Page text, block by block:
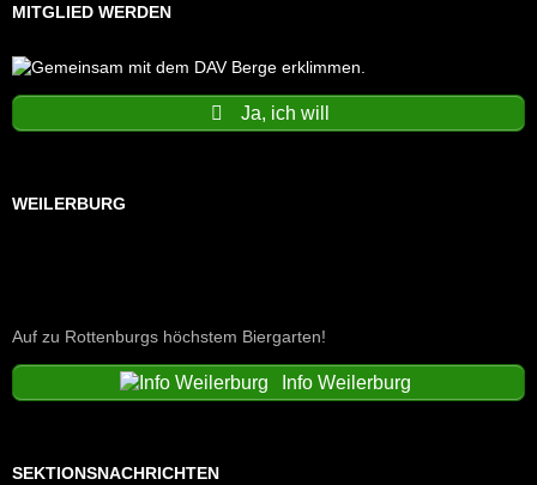
MITGLIED WERDEN
Ja, ich will
WEILERBURG
Auf zu Rottenburgs höchstem Biergarten!
Info Weilerburg
SEKTIONSNACHRICHTEN